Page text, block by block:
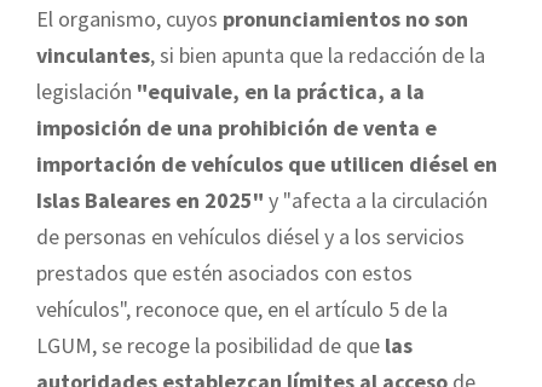
El organismo, cuyos pronunciamientos no son
vinculantes, si bien apunta que la redacción de la
legislación "equivale, en la práctica, a la
imposición de una prohibición de venta e
importación de vehículos que utilicen diésel en
Islas Baleares en 2025" y "afecta a la circulación
de personas en vehículos diésel y a los servicios
prestados que estén asociados con estos
vehículos", reconoce que, en el artículo 5 de la
LGUM, se recoge la posibilidad de que las